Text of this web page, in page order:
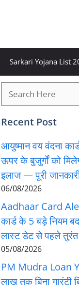
Sarkari Yojana List
Recent Post
आयुष्मान वय वंदना
ऊपर के बुजुर्गों को
इलाज — पूरी
06/08/2026
Aadhaar Card
कार्ड के 5 बड़े नियम
लास्ट डेट से पहले
05/08/2026
PM Mudra Loan
लाख तक बिना गारंटी